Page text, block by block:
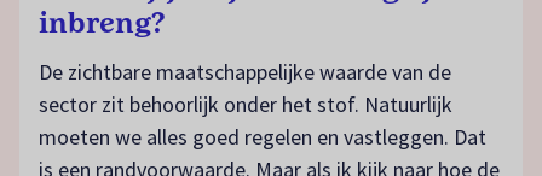
inbreng?
De zichtbare maatschappelijke waarde van de
sector zit behoorlijk onder het stof. Natuurlijk
moeten we alles goed regelen en vastleggen. Dat
is een randvoorwaarde. Maar als ik kijk naar hoe de